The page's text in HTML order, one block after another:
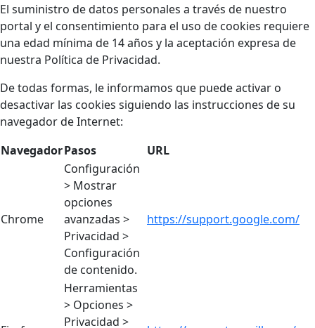
El suministro de datos personales a través de nuestro
portal y el consentimiento para el uso de cookies requiere
una edad mínima de 14 años y la aceptación expresa de
nuestra Política de Privacidad.
De todas formas, le informamos que puede activar o
desactivar las cookies siguiendo las instrucciones de su
navegador de Internet:
NavegadorPasos URL
Chrome
Configuración
> Mostrar
opciones
avanzadas >
Privacidad >
Configuración
de contenido.
https://support.google.com/
Herramientas
> Opciones >
Privacidad >